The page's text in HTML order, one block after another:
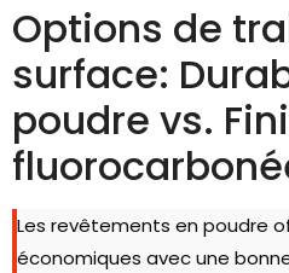
Options de
surface:
poudre vs.
Les revêtements en poudre
économiques avec une